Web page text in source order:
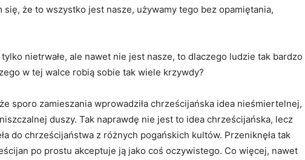
się, że to wszystko jest nasze, używamy tego bez opamiętania,
nietrwałe, ale nawet nie jest nasze, to dlaczego ludzie tak bardzo
w tej walce robią sobie tak wiele krzywdy?
sporo zamieszania wprowadziła chrześcijańska idea nieśmiertelnej,
duszy. Tak naprawdę nie jest to idea chrześcijańska, lecz
do chrześcijaństwa z różnych pogańskich kultów. Przeniknęła tak
po prostu akceptuje ją jako coś oczywistego. Co więcej, nawet